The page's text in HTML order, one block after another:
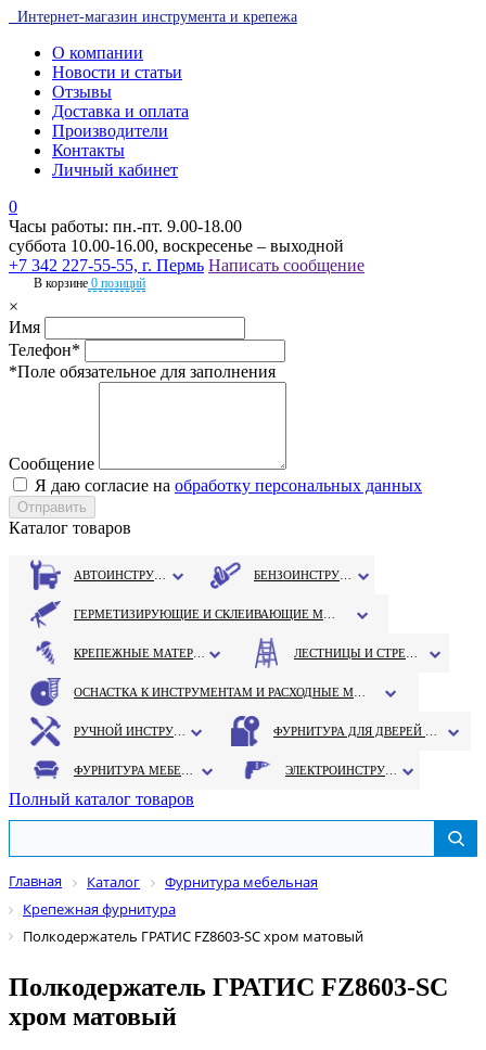
Интернет-магазин инструмента и крепежа
О компании
Новости и статьи
Отзывы
Доставка и оплата
Производители
Контакты
Личный кабинет
0
Часы работы: пн.-пт. 9.00-18.00
суббота 10.00-16.00, воскресенье – выходной
+7 342 227-55-55, г. Пермь Написать сообщение
В корзине 0 позиций
×
Имя
Телефон*
*Поле обязательное для заполнения
Сообщение
Я даю согласие на обработку персональных данных
Каталог товаров
Полный каталог товаров
Главная Каталог
Фурнитура мебельная
Крепежная фурнитура
Полкодержатель ГРАТИС FZ8603-SC хром матовый
Полкодержатель ГРАТИС FZ8603-SC
хром матовый